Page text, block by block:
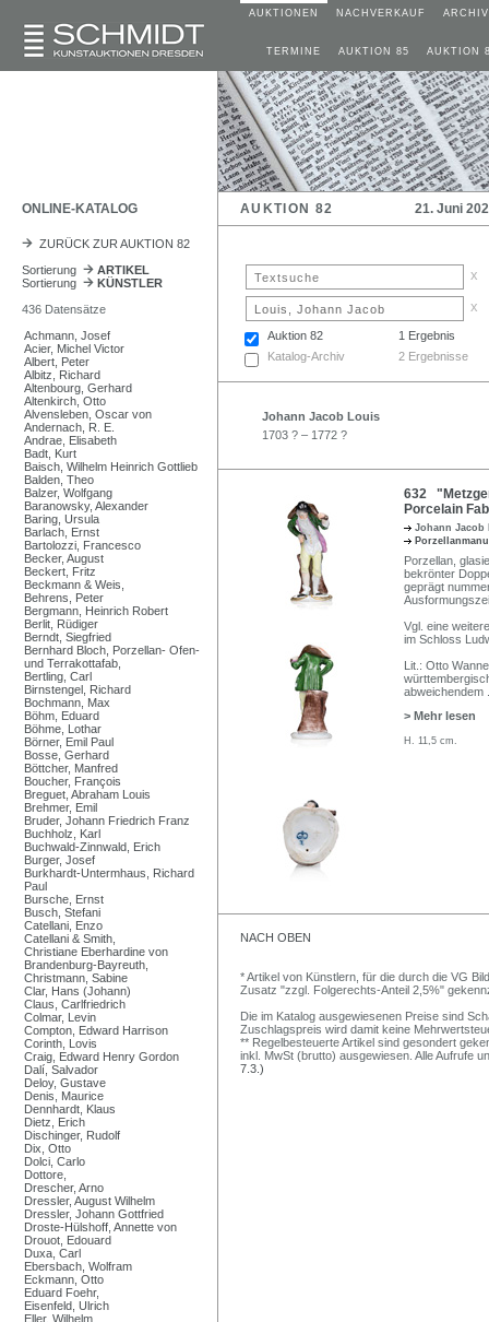
AUKTIONEN NACHVERKAUF ARCHIV
TERMINE AUKTION 85 AUKTION
ONLINE-KATALOG AUKTION 82 21. Juni
ZURÜCK ZUR AUKTION 82
Sortierung
ARTIKEL
Sortierung
KÜNSTLER
436 Datensätze
Achmann, Josef
Acier, Michel Victor
Albert, Peter
Albitz, Richard
Altenbourg, Gerhard
Altenkirch, Otto
Alvensleben, Oscar von
Andernach, R. E.
Andrae, Elisabeth
Badt, Kurt
Baisch, Wilhelm Heinrich Gottlieb
Balden, Theo
Balzer, Wolfgang
Baranowsky, Alexander
Baring, Ursula
Barlach, Ernst
Bartolozzi, Francesco
Becker, August
Beckert, Fritz
Beckmann & Weis,
Behrens, Peter
Bergmann, Heinrich Robert
Berlit, Rüdiger
Berndt, Siegfried
Bernhard Bloch, Porzellan- Ofen-
und Terrakottafab,
Bertling, Carl
Birnstengel, Richard
Bochmann, Max
Böhm, Eduard
Böhme, Lothar
Börner, Emil Paul
Bosse, Gerhard
Böttcher, Manfred
Boucher, François
Breguet, Abraham Louis
Brehmer, Emil
Bruder, Johann Friedrich Franz
Buchholz, Karl
Buchwald-Zinnwald, Erich
Burger, Josef
Burkhardt-Untermhaus, Richard
Paul
Bursche, Ernst
Busch, Stefani
Catellani, Enzo
Catellani & Smith,
Christiane Eberhardine von
Brandenburg-Bayreuth,
Christmann, Sabine
Clar, Hans (Johann)
Claus, Carlfriedrich
Colmar, Levin
Compton, Edward Harrison
Corinth, Lovis
Craig, Edward Henry Gordon
Dalí, Salvador
Deloy, Gustave
Denis, Maurice
Dennhardt, Klaus
Dietz, Erich
Dischinger, Rudolf
Dix, Otto
Dolci, Carlo
Dottore,
Drescher, Arno
Dressler, August Wilhelm
Dressler, Johann Gottfried
Droste-Hülshoff, Annette von
Drouot, Edouard
Duxa, Carl
Ebersbach, Wolfram
Eckmann, Otto
Eduard Foehr,
Eisenfeld, Ulrich
Eller, Wilhelm
x
x
Auktion 82
1 Ergebnis
Katalog-Archiv
2 Ergebnisse
Johann Jacob Louis
1703 ? – 1772 ?
632
Porcelain
Johann
Porzellan,
bekrönter
geprägt
Vgl. eine
im Schloss
Lit.: Otto
abweichendem
> Mehr lesen
H. 11,5 cm.
NACH OBEN
* Artikel von Künstlern, für die durch die VG
Zusatz "zzgl. Folgerechts-Anteil 2,5%"
Die im Katalog ausgewiesenen Preise sind
Zuschlagspreis wird damit keine
** Regelbesteuerte Artikel sind gesondert
inkl. MwSt (brutto) ausgewiesen. Alle Aufrufe
7.3.)